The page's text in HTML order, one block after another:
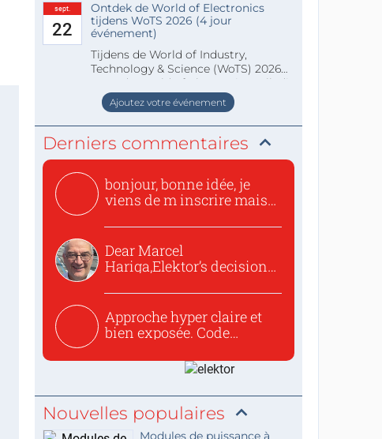
sept.
22
Ontdek de World of Electronics
tijdens WoTS 2026 (4 jour
événement)
Tijdens de World of Industry,
Technology & Science (WoTS) 2026
staat de World of Electronics volledi
Ajoutez votre événement
Derniers commentaires
bonjour, bonne idée, je
viens de m inscrire mais
Dear Marcel
Hariga,Elektor’s decision
Approche hyper claire et
bien exposée. Code
Nouvelles populaires
Modules de puissance à